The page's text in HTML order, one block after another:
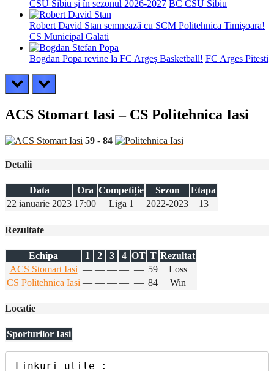
CSU Sibiu și în sezonul 2026-2027 BC CSU Sibiu
Robert David Stan semnează cu SCM Politehnica Timișoara!
CS Municipal Galati
Bogdan Popa revine la FC Argeș Basketball! FC Arges Pitesti
prev next
ACS Stomart Iasi – CS Politehnica Iasi
59 - 84
Detalii
Data Ora Competiție Sezon
Etapa
22 ianuarie 2023 17:00 Liga 1 2022-2023 13
Rezultate
Echipa 1 2 3 4 OT T Rezultat
ACS Stomart Iasi — — — — — 59
Loss
CS Politehnica Iasi — — — — — 84 Win
Locatie
Sporturilor Iasi